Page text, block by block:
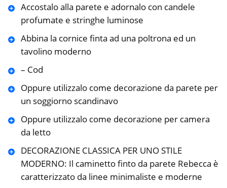
Accostalo alla parete e adornalo con candele
profumate e stringhe luminose
Abbina la cornice finta ad una poltrona ed un
tavolino moderno
– Cod
Oppure utilizzalo come decorazione da parete per
un soggiorno scandinavo
Oppure utilizzalo come decorazione per camera
da letto
DECORAZIONE CLASSICA PER UNO STILE
MODERNO: Il caminetto finto da parete Rebecca è
caratterizzato da linee minimaliste e moderne